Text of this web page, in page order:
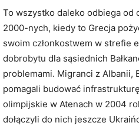
To wszystko daleko odbiega od
2000-nych, kiedy to Grecja
swoim członkostwem w strefie
dobrobytu dla sąsiednich
problemami. Migranci z Albanii,
pomagali budować
olimpijskie w Atenach w 2004
dołączyli do nich jeszcze